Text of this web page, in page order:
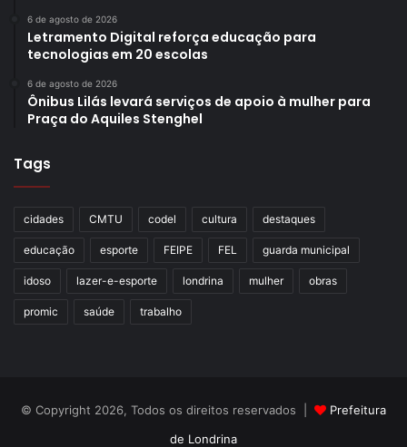
6 de agosto de 2026
Letramento Digital reforça educação para
tecnologias em 20 escolas
6 de agosto de 2026
Ônibus Lilás levará serviços de apoio à mulher para
Praça do Aquiles Stenghel
Tags
cidades CMTU codel cultura destaques
educação esporte FEIPE FEL guarda municipal
idoso lazer-e-esporte londrina mulher obras
promic saúde trabalho
© Copyright 2026, Todos os direitos reservados |
Prefeitura
de Londrina